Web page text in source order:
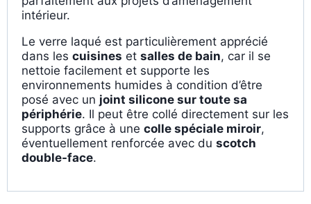
intérieur.
Le verre laqué est particulièrement apprécié
dans les cuisines et salles de bain, car il se
nettoie facilement et supporte les
environnements humides à condition d’être
posé avec un joint silicone sur toute sa
périphérie. Il peut être collé directement sur les
supports grâce à une colle spéciale miroir,
éventuellement renforcée avec du scotch
double-face.